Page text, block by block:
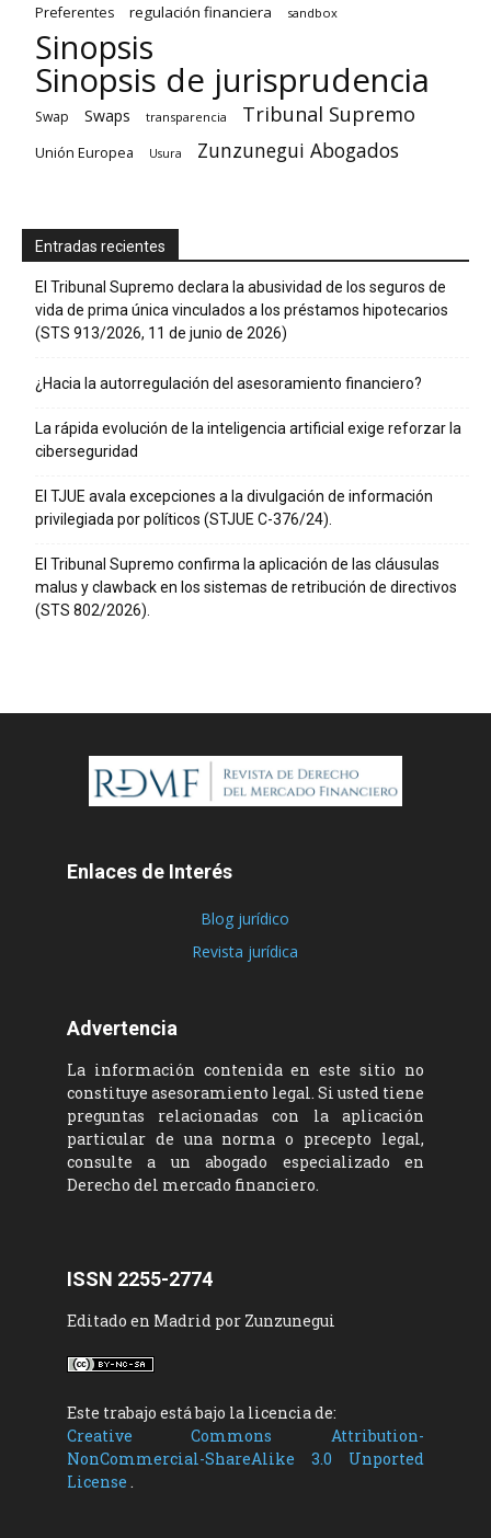
Preferentes regulación financiera sandbox
Sinopsis
Sinopsis de jurisprudencia
Swap Swaps transparencia Tribunal Supremo
Unión Europea Usura Zunzunegui Abogados
Entradas recientes
El Tribunal Supremo declara la abusividad de los seguros de
vida de prima única vinculados a los préstamos hipotecarios
(STS 913/2026, 11 de junio de 2026)
¿Hacia la autorregulación del asesoramiento financiero?
La rápida evolución de la inteligencia artificial exige reforzar la
ciberseguridad
El TJUE avala excepciones a la divulgación de información
privilegiada por políticos (STJUE C-376/24).
El Tribunal Supremo confirma la aplicación de las cláusulas
malus y clawback en los sistemas de retribución de directivos
(STS 802/2026).
Enlaces de Interés
Blog jurídico
Revista jurídica
Advertencia
La información contenida en este sitio no
constituye asesoramiento legal. Si usted tiene
preguntas relacionadas con la aplicación
particular de una norma o precepto legal,
consulte a un abogado especializado en
Derecho del mercado financiero.
ISSN 2255-2774
Editado en Madrid por Zunzunegui
Este trabajo está bajo la licencia de:
Creative Commons Attribution-
NonCommercial-ShareAlike 3.0 Unported
License .